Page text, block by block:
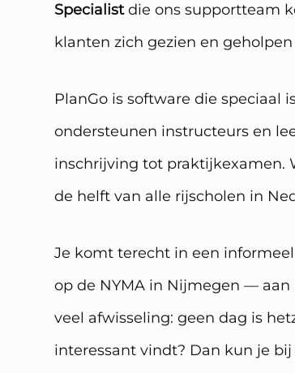
Specialistdie ons supportteam
klanten zich gezien en geholpen
PlanGo is software die speciaal
ondersteunen instructeurs en
inschrijving tot praktijkexamen.
de helft van alle rijscholen in
Je komt terecht in een
op de NYMA in Nijmegen —
veel afwisseling: geen dag is
interessant vindt? Dan kun je